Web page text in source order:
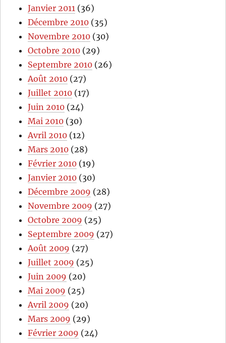
Janvier 2011 (36)
Décembre 2010 (35)
Novembre 2010 (30)
Octobre 2010 (29)
Septembre 2010 (26)
Août 2010 (27)
Juillet 2010 (17)
Juin 2010 (24)
Mai 2010 (30)
Avril 2010 (12)
Mars 2010 (28)
Février 2010 (19)
Janvier 2010 (30)
Décembre 2009 (28)
Novembre 2009 (27)
Octobre 2009 (25)
Septembre 2009 (27)
Août 2009 (27)
Juillet 2009 (25)
Juin 2009 (20)
Mai 2009 (25)
Avril 2009 (20)
Mars 2009 (29)
Février 2009 (24)